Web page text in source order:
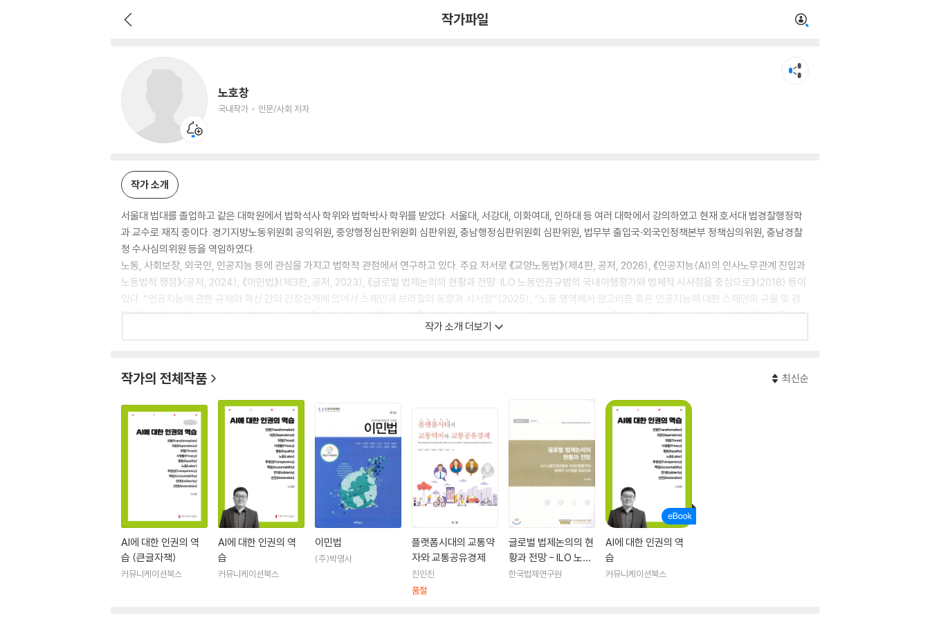
작가파일
노호창
국내작가 인문/사회 저자
작가 소개
서울대 법대를 졸업하고 같은 대학원에서 법학석사 학위와 법학박사 학위를 받았다. 서울대, 서강대, 이화여대, 인하대 등 여러 대학에서 강의하였고 현재 호서대 법경찰행정학
과 교수로 재직 중이다. 경기지방노동위원회 공익위원, 중앙행정심판위원회 심판위원, 충남행정심판위원회 심판위원, 법무부 출입국·외국인정책본부 정책심의위원, 충남경찰
청 수사심의위원 등을 역임하였다.
노동, 사회보장, 외국인, 인공지능 등에 관심을 가지고 법학적 관점에서 연구하고 있다. 주요 저서로 《교양노동법》(제4판, 공저, 2026), 《인공지능(AI)의 인사노무관계 진입과
노동법적 쟁점》(공저, 2024), 《이민법》(제3판, 공저, 2023), 《글로벌 법제논의의 현황과 전망: ILO 노동인권규범의 국내이행평가와 법제적 시사점을 중심으로》(2018) 등이
있다. “인공지능에 관한 규제와 혁신 간의 긴장관계에 있어서 스페인과 브라질의 동향과 시사점”(2025), “노동 영역에서 알고리즘 혹은 인공지능에 대한 스페인의 규율 및 검
토”(2024), “A Comparative Study on the Protection of Citizens’ Right to Health Focus on the Public Health Policy of Korea and the USA”(2019) 등 100
작가 소개 더보기
작가의 전체작품 최신순
AI에 대한 인권의 역
습 (큰글자책)
커뮤니케이션북스
AI에 대한 인권의 역
습
커뮤니케이션북스
이민법
(주)박영사
플랫폼시대의 교통약
자와 교통공유경제
진인진
품절
글로벌 법제논의의 현
황과 전망 - ILO 노동
인권규범의 국내이행
한국법제연구원
AI에 대한 인권의 역
습
커뮤니케이션북스